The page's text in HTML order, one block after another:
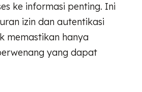
ke informasi penting. Ini
izin dan autentikasi
memastikan hanya
yang dapat